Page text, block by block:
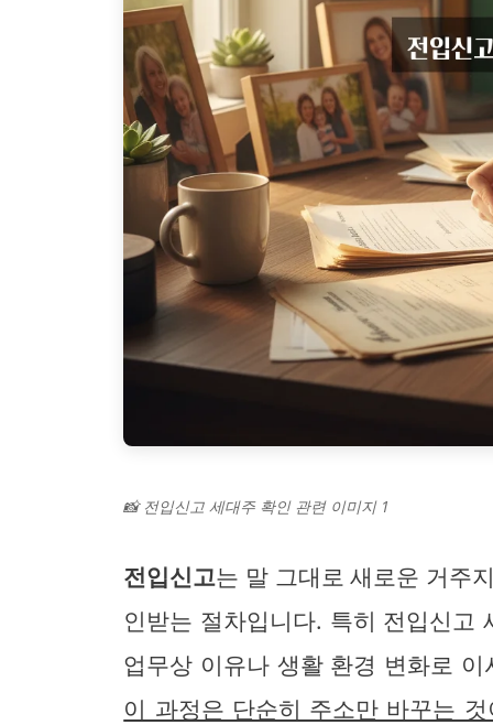
📸 전입신고 세대주 확인 관련 이미지 1
전입신고는 말 그대로 새로운 거주
인받는 절차입니다. 특히 전입신고
업무상 이유나 생활 환경 변화로
이 과정은 단순히 주소만 바꾸는